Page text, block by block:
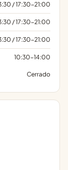
/ 17:30-21:00
/ 17:30-21:00
/ 17:30-21:00
10:30-14:00
Cerrado